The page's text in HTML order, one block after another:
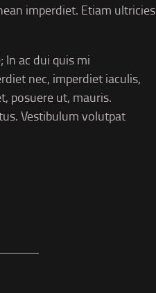
imperdiet. Etiam ultricies
In ac dui quis mi
nec, imperdiet iaculis,
posuere ut, mauris.
Vestibulum volutpat